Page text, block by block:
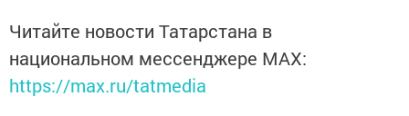
Читайте новости Татарстана в
национальном мессенджере MАХ:
https://max.ru/tatmedia